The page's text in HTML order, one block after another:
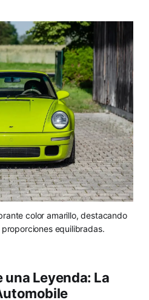
color amarillo, destacando
equilibradas.
una Leyenda: La